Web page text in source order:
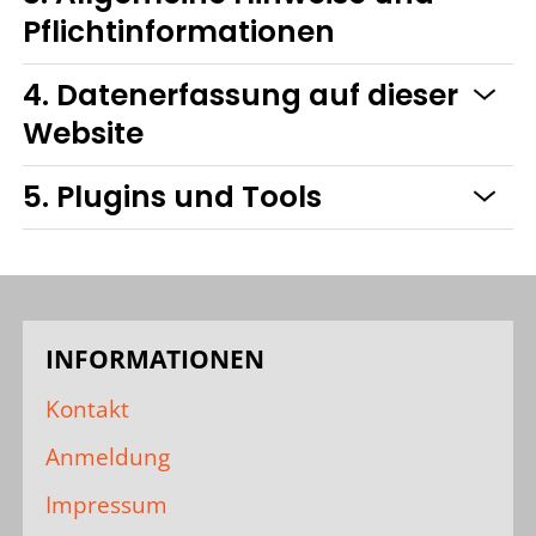
Pflicht­informationen
4. Datenerfassung auf dieser
Website
5. Plugins und Tools
INFORMATIONEN
Kontakt
Anmeldung
Impressum